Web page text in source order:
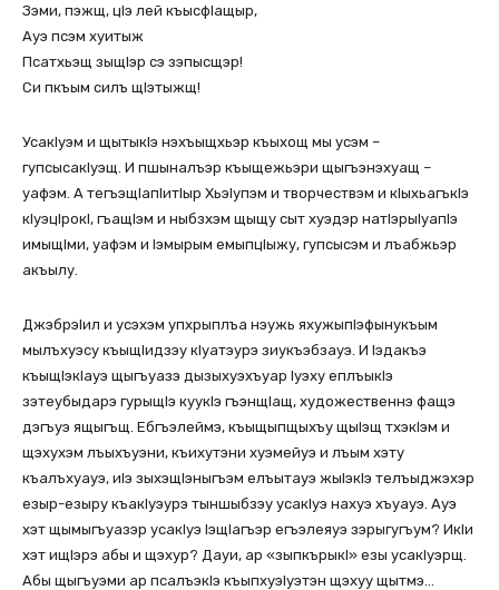
Зэми, пэжщ, цIэ лей къысфIащыр,
Ауэ псэм хуитыж
Псатхьэщ зыщIэр сэ зэпысщэр!
Си пкъым силъ щIэтыжщ!
УсакIуэм и щытыкIэ нэхъыщхьэр къыхощ мы усэм –
гупсысакIуэщ. И пшыналъэр къыщежьэри щыгъэнэхуащ –
уафэм. А тегъэщIапIитIыр ХьэIупэм и творчествэм и кIыхьагъкIэ
кIуэцIрокI, гъащIэм и ныбзхэм щыщу сыт хуэдэр натIэрыIуапIэ
имыщIми, уафэм и Iэмырым емыпцIыжу, гупсысэм и лъабжьэр
акъылу.
ДжэбрэIил и усэхэм упхрыплъа нэужь яхужыпIэфынукъым
мылъхуэсу къыщIидзэу кIуатэурэ зиукъэбзауэ. И Iэдакъэ
къыщIэкIауэ щыгъуазэ дызыхуэхъуар Iуэху еплъыкIэ
зэтеубыдарэ гурыщIэ куукIэ гъэнщIащ, художественнэ фащэ
дэгъуэ ящыгъщ. Ебгъэлеймэ, къыщыпщыхъу щыIэщ тхэкIэм и
щэхухэм лъыхъуэни, къихутэни хуэмейуэ и лъым хэту
къалъхуауэ, иIэ зыхэщIэныгъэм елъытауэ жыIэкIэ телъыджэхэр
езыр-езыру къакIуэурэ тыншыбзэу усакIуэ нахуэ хъуауэ. Ауэ
хэт щымыгъуазэр усакIуэ IэщIагъэр егъэлеяуэ зэрыгугъум? ИкIи
хэт ищIэрэ абы и щэхур? Дауи, ар «зыпкърыкI» езы усакIуэрщ.
Абы щыгъуэми ар псалъэкIэ къыпхуэIуэтэн щэхуу щытмэ…